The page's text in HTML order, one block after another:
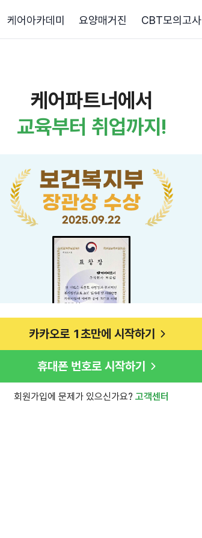
케어아카데미 요양매거진 CBT모의고사
케어파트너에서
교육부터 취업까지!
보건복지부
장관상 수상
2025.09.22
카카오로 1초만에 시작하기
휴대폰 번호로 시작하기
회원가입에 문제가 있으신가요? 고객센터